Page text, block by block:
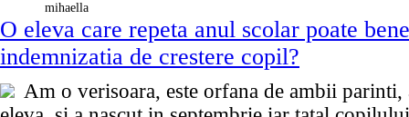
mihaella
O eleva care repeta anul scolar poate
indemnizatia de crestere copil?
Am o verisoara, este orfana de ambii parinti,